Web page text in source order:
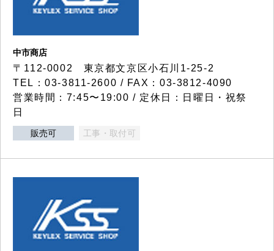
中市商店
〒112-0002 東京都文京区小石川1-25-2
TEL：03-3811-2600 / FAX：03-3812-4090
営業時間：7:45〜19:00 / 定休日：日曜日・祝祭
日
販売可 工事・取付可